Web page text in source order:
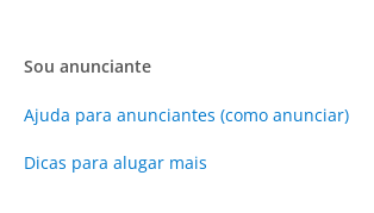
Sou anunciante
Ajuda para anunciantes (como anunciar)
Dicas para alugar mais